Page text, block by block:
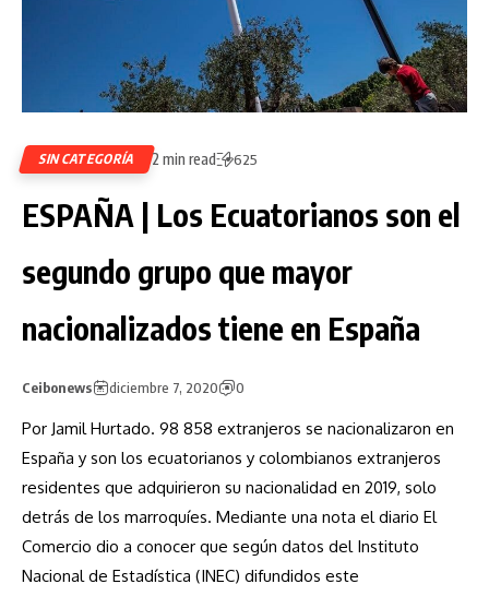
SIN CATEGORÍA 2 min read 625
ESPAÑA | Los Ecuatorianos son el
segundo grupo que mayor
nacionalizados tiene en España
Ceibonews diciembre 7, 2020 0
Por Jamil Hurtado. 98 858 extranjeros se nacionalizaron en
España y son los ecuatorianos y colombianos extranjeros
residentes que adquirieron su nacionalidad en 2019, solo
detrás de los marroquíes. Mediante una nota el diario El
Comercio dio a conocer que según datos del Instituto
Nacional de Estadística (INEC) difundidos este